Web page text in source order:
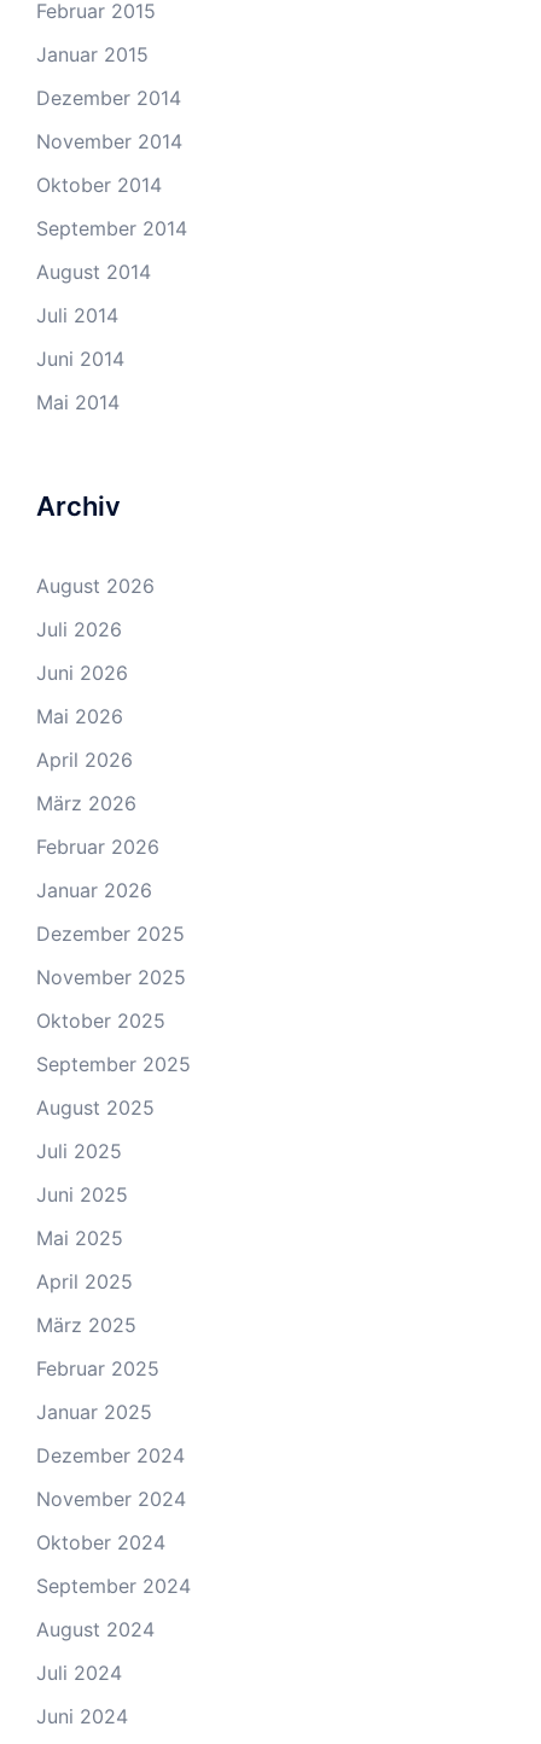
Februar 2015
Januar 2015
Dezember 2014
November 2014
Oktober 2014
September 2014
August 2014
Juli 2014
Juni 2014
Mai 2014
Archiv
August 2026
Juli 2026
Juni 2026
Mai 2026
April 2026
März 2026
Februar 2026
Januar 2026
Dezember 2025
November 2025
Oktober 2025
September 2025
August 2025
Juli 2025
Juni 2025
Mai 2025
April 2025
März 2025
Februar 2025
Januar 2025
Dezember 2024
November 2024
Oktober 2024
September 2024
August 2024
Juli 2024
Juni 2024